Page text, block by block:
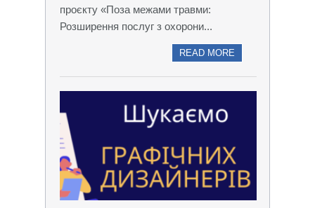
проєкту «Поза межами травми:
Розширення послуг з охорони...
READ MORE